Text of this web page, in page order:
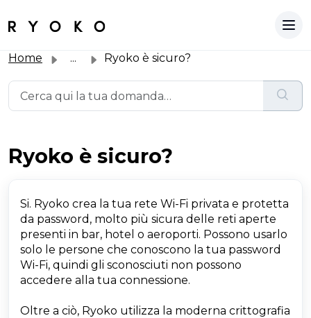
Home ... Ryoko è sicuro?
Ryoko è sicuro?
Si. Ryoko crea la tua rete Wi-Fi privata e protetta
da password, molto più sicura delle reti aperte
presenti in bar, hotel o aeroporti. Possono usarlo
solo le persone che conoscono la tua password
Wi-Fi, quindi gli sconosciuti non possono
accedere alla tua connessione.
Oltre a ciò, Ryoko utilizza la moderna crittografia